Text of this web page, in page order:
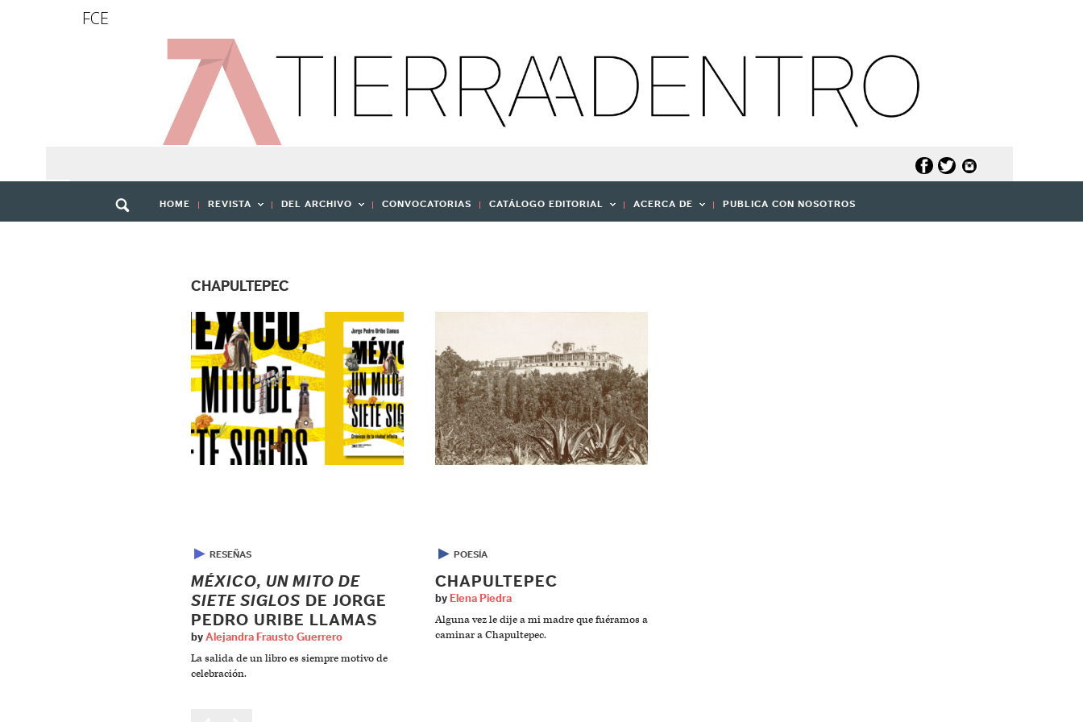
FCE
HOME REVISTA DEL ARCHIVO CONVOCATORIAS CATÁLOGO EDITORIAL ACERCA DE PUBLICA CON NOSOTROS
CHAPULTEPEC
▶ RESEÑAS
MÉXICO, UN MITO DE
SIETE SIGLOS DE JORGE
PEDRO URIBE LLAMAS
by Alejandra Frausto Guerrero
La salida de un libro es siempre motivo de
celebración.
▶ POESÍA
CHAPULTEPEC
by Elena Piedra
Alguna vez le dije a mi madre que fuéramos a
caminar a Chapultepec.